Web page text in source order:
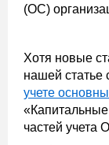
(ОС)
Хотя новые
нашей статье
учете
частей учета